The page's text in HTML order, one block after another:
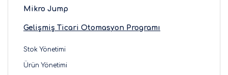
Mikro Jump
Gelişmiş Ticari Otomasyon Programı
Stok Yönetimi
Ürün Yönetimi